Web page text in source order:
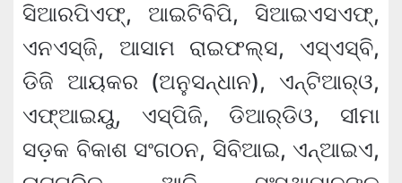
ସିଆରପିଏଫ୍, ଆଇଟିବିପି, ସିଆଇଏସଏଫ୍,
ଏନଏସ୍‌ଜି, ଆସାମ ରାଇଫଲ୍ସ, ଏସ୍‌ଏସ୍‌ବି,
ଡିଜି ଆୟକର (ଅନୁସନ୍ଧାନ), ଏନ୍‌ଟିଆର୍‌ଓ,
ଏଫ୍‌ଆଇୟୁ, ଏସ୍‌ପିଜି, ଡିଆର୍‌ଡିଓ, ସୀମା
ସଡ଼କ ବିକାଶ ସଂଗଠନ, ସିବିଆଇ, ଏନ୍‌ଆଇଏ,